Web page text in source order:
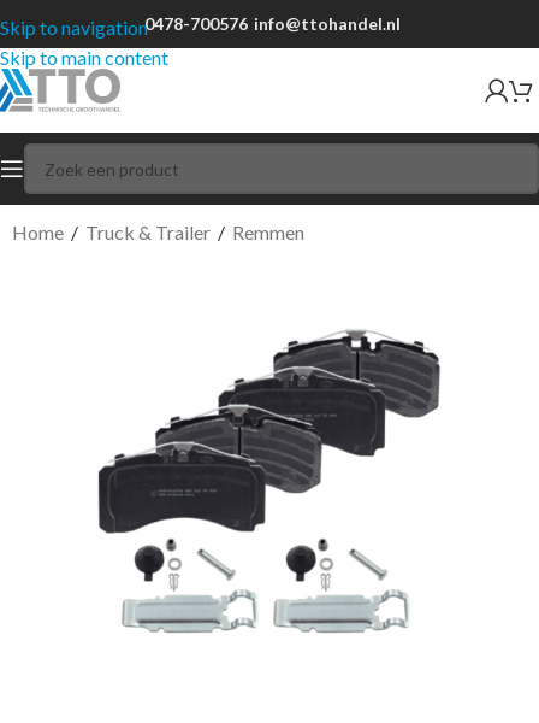
Skip to navigation
Skip to main content
0478-700576 info@ttohandel.nl
Home / Truck & Trailer / Remmen